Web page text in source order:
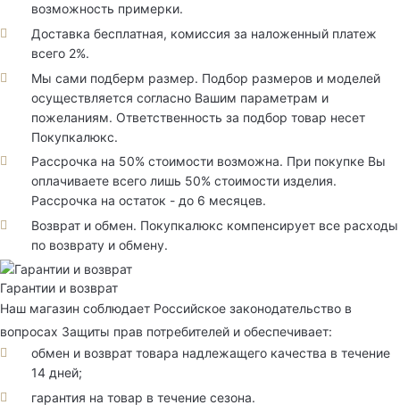
возможность примерки.
Доставка бесплатная, комиссия за наложенный платеж
всего 2%.
Мы сами подберм размер. Подбор размеров и моделей
осуществляется согласно Вашим параметрам и
пожеланиям. Ответственность за подбор товар несет
Покупкалюкс.
Рассрочка на 50% стоимости возможна. При покупке Вы
оплачиваете всего лишь 50% стоимости изделия.
Рассрочка на остаток - до 6 месяцев.
Возврат и обмен. Покупкалюкс компенсирует все расходы
по возврату и обмену.
Гарантии и возврат
Наш магазин соблюдает Российское законодательство в
вопросах Защиты прав потребителей и обеспечивает:
обмен и возврат товара надлежащего качества в течение
14 дней;
гарантия на товар в течение сезона.